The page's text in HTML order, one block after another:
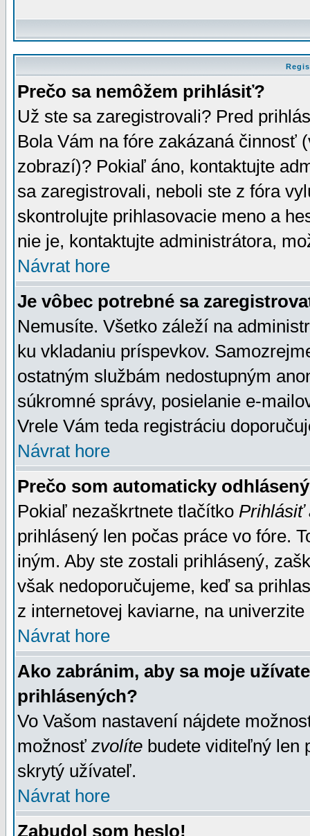
Prečo sa nemôžem prihlásiť?
Už ste sa zaregistrovali? Pred
Bola Vám na fóre zakázaná činnosť
zobrazí)? Pokiaľ áno, kontaktujte
sa zaregistrovali, neboli ste z fóra
skontrolujte prihlasovacie meno a
nie je, kontaktujte administrátora,
Návrat hore
Je vôbec potrebné sa
Nemusíte. Všetko záleží na
ku vkladaniu príspevkov.
ostatným službám nedostupným
súkromné správy, posielanie e-
Vrele Vám teda registráciu
Návrat hore
Prečo som automaticky
Pokiaľ nezaškrtnete tlačítko Prihlásiť
prihlásený len počas práce vo fóre.
iným. Aby ste zostali prihlásený,
však nedoporučujeme, keď sa
z internetovej kaviarne, na univerzite
Návrat hore
Ako zabránim, aby sa moje
prihlásených?
Vo Vašom nastavení nájdete
možnosť zvolíte budete viditeľný len
skrytý užívateľ.
Návrat hore
Zabudol som heslo!